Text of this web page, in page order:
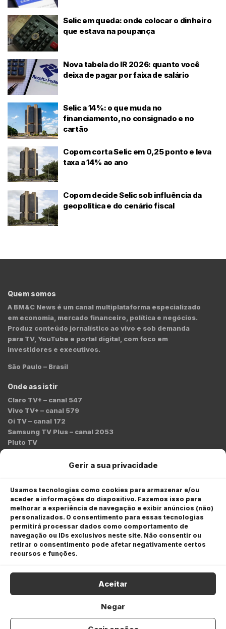
Gerir a sua privacidade
Usamos tecnologias como cookies para armazenar e/ou
aceder a informações do dispositivo. Fazemos isso para
melhorar a experiência de navegação e exibir anúncios (não)
personalizados. O consentimento para essas tecnologias
permitirá processar dados como comportamento de
navegação ou IDs exclusivos neste site. Não consentir ou
retirar o consentimento pode afetar negativamente certos
recursos e funções.
Aceitar
Negar
Selic em queda: onde colocar o dinheiro
que estava na poupança
Nova tabela do IR 2026: quanto você
deixa de pagar por faixa de salário
Selic a 14%: o que muda no
financiamento, no consignado e no
cartão
Copom corta Selic em 0,25 ponto e leva
taxa a 14% ao ano
Copom decide Selic sob influência da
geopolítica e do cenário fiscal
Quem somos
A BM&C News é um canal multiplataforma especializado
em economia, mercado financeiro, política e negócios.
Produz conteúdo jornalístico ao vivo e sob demanda
para TV, YouTube e portal digital, com foco em
investidores e executivos.
São Paulo – Brasil
Onde assistir
Claro TV+ – canal 547
Vivo TV+ – canal 579
Oi TV – canal 172
Samsung TV Plus – canal 2053
Pluto TV
redacao@bmcnews.com.br
Comercial:
comercial@bmcnews.com.br
Anuncie na BM&C News
A BM&C News conecta marcas a milhões de investidores
através de TV, YouTube e plataformas digitais.